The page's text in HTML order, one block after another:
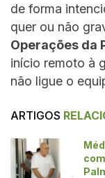
de forma
quer ou não
Operações da
início remoto à
não ligue o
ARTIGOS